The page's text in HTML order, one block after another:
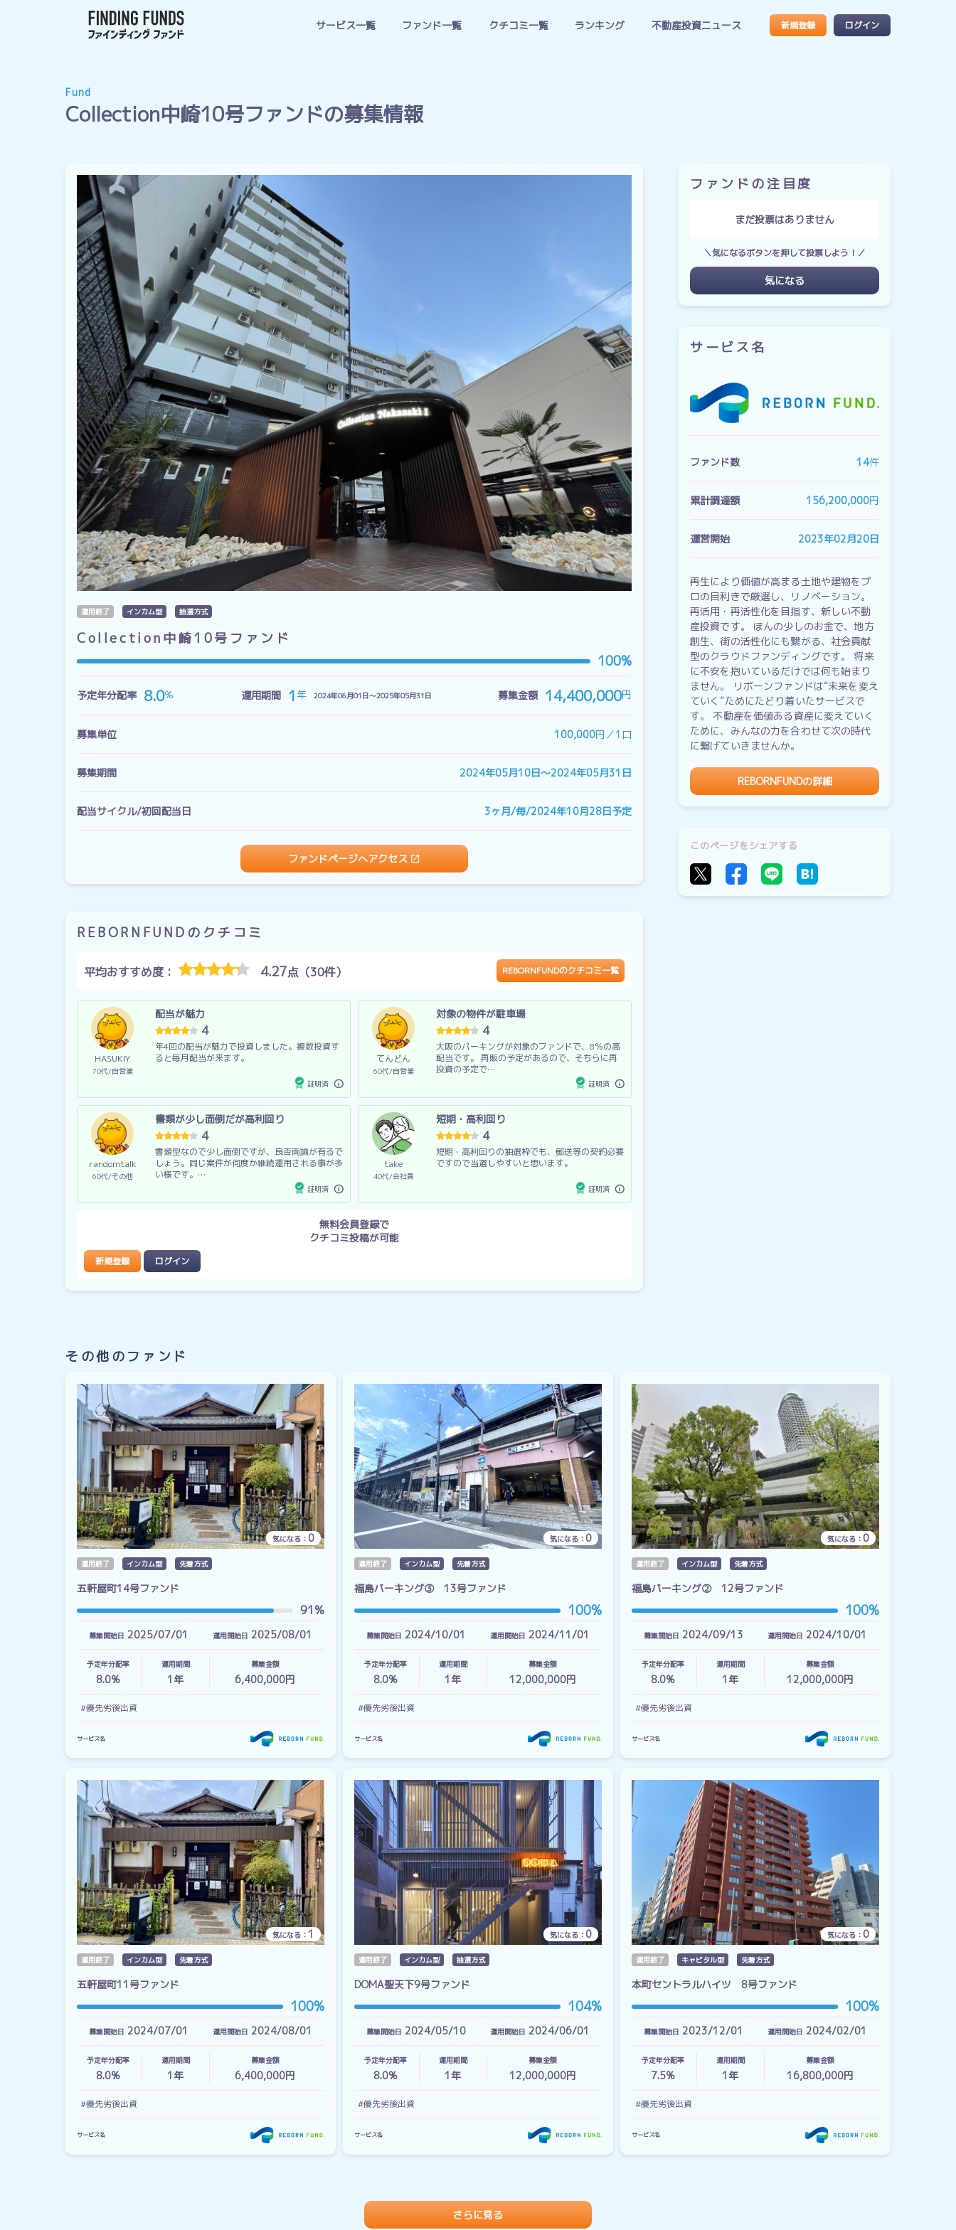
サービス一覧 ファンド一覧 クチコミ一覧 ランキング 不動産投資ニュース 新規登録 ログイン
Fund
Collection中崎10号ファンドの募集情報
運用終了 インカム型 抽選方式
Collection中崎10号ファンド
100%
予定年分配率 8.0％ 運用期間 1 年 2024年06月01日〜2025年05月31日 募集金額 14,400,000円
募集単位 100,000円／1口
募集期間 2024年05月10日〜2024年05月31日
配当サイクル/初回配当日 3ヶ月/毎/2024年10月28日予定
ファンドページへアクセス
REBORNFUNDのクチコミ
平均おすすめ度： 4.27点（30件） REBORNFUNDのクチコミ一覧
HASUKIY
70代 自営業
配当が魅力
4
年4回の配当が魅力で投資しました。複数投資す
ると毎月配当が来ます。
証明済
てんどん
60代 自営業
対象の物件が駐車場
4
大阪のパーキングが対象のファンドで、8％の高
配当です。 再販の予定があるので、そちらに再
投資の予定で…
証明済
randomtalk
60代 その他
書類が少し面倒だが高利回り
4
書類型なので少し面倒ですが、良否両論が有るで
しょう。同じ案件が何度か継続運用される事が多
い様です。…
証明済
take
40代 会社員
短期・高利回り
4
短期・高利回りの抽選枠でも、郵送等の契約必要
ですので当選しやすいと思います。
証明済
無料会員登録で
クチコミ投稿が可能
新規登録 ログイン
ファンドの注目度
まだ投票はありません
＼気になるボタンを押して投票しよう！／
気になる
サービス名
ファンド数 14件
累計調達額 156,200,000円
運営開始 2023年02月20日
再生により価値が高まる土地や建物をプ
ロの目利きで厳選し、リノベーション。
再活用・再活性化を目指す、新しい不動
産投資です。 ほんの少しのお金で、地方
創生、街の活性化にも繋がる、社会貢献
型のクラウドファンディングです。 将来
に不安を抱いているだけでは何も始まり
ません。 リボーンファンドは“未来を変え
ていく”ためにたどり着いたサービスで
す。 不動産を価値ある資産に変えていく
ために、みんなの力を合わせて次の時代
に繋げていきませんか。
REBORNFUNDの詳細
このページをシェアする
その他のファンド
気になる： 0
運用終了 インカム型 先着方式
五軒屋町14号ファンド
91%
募集開始日 2025/07/01 運用開始日 2025/08/01
予定年分配率
8.0%
運用期間
1 年
募集金額
6,400,000円
#優先劣後出資
サービス名
気になる： 0
運用終了 インカム型 先着方式
福島パーキング③ 13号ファンド
100%
募集開始日 2024/10/01 運用開始日 2024/11/01
予定年分配率
8.0%
運用期間
1 年
募集金額
12,000,000円
#優先劣後出資
サービス名
気になる： 0
運用終了 インカム型 先着方式
福島パーキング② 12号ファンド
100%
募集開始日 2024/09/13 運用開始日 2024/10/01
予定年分配率
8.0%
運用期間
1 年
募集金額
12,000,000円
#優先劣後出資
サービス名
気になる： 1
運用終了 インカム型 先着方式
五軒屋町11号ファンド
100%
募集開始日 2024/07/01 運用開始日 2024/08/01
予定年分配率
8.0%
運用期間
1 年
募集金額
6,400,000円
#優先劣後出資
サービス名
気になる： 0
運用終了 インカム型 抽選方式
DOMA聖天下9号ファンド
104%
募集開始日 2024/05/10 運用開始日 2024/06/01
予定年分配率
8.0%
運用期間
1 年
募集金額
12,000,000円
#優先劣後出資
サービス名
気になる： 0
運用終了 キャピタル型 先着方式
本町セントラルハイツ 8号ファンド
100%
募集開始日 2023/12/01 運用開始日 2024/02/01
予定年分配率
7.5%
運用期間
1 年
募集金額
16,800,000円
#優先劣後出資
サービス名
さらに見る